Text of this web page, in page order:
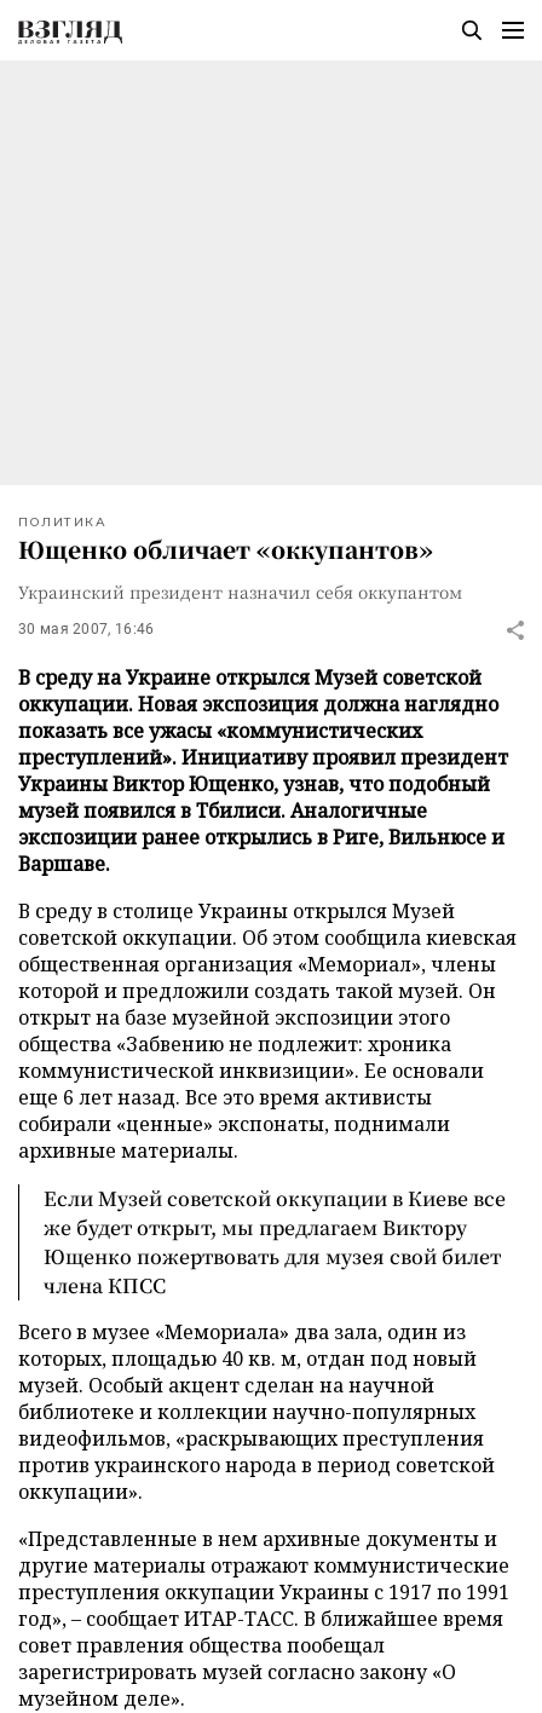
ПОЛИТИКА
Ющенко обличает «оккупантов»
Украинский президент назначил себя оккупантом
30 мая 2007, 16:46
В среду на Украине открылся Музей советской
оккупации. Новая экспозиция должна наглядно
показать все ужасы «коммунистических
преступлений». Инициативу проявил президент
Украины Виктор Ющенко, узнав, что подобный
музей появился в Тбилиси. Аналогичные
экспозиции ранее открылись в Риге, Вильнюсе и
Варшаве.
В среду в столице Украины открылся Музей
советской оккупации. Об этом сообщила киевская
общественная организация «Мемориал», члены
которой и предложили создать такой музей. Он
открыт на базе музейной экспозиции этого
общества «Забвению не подлежит: хроника
коммунистической инквизиции». Ее основали
еще 6 лет назад. Все это время активисты
собирали «ценные» экспонаты, поднимали
архивные материалы.
Если Музей советской оккупации в Киеве все
же будет открыт, мы предлагаем Виктору
Ющенко пожертвовать для музея свой билет
члена КПСС
Всего в музее «Мемориала» два зала, один из
которых, площадью 40 кв. м, отдан под новый
музей. Особый акцент сделан на научной
библиотеке и коллекции научно-популярных
видеофильмов, «раскрывающих преступления
против украинского народа в период советской
оккупации».
«Представленные в нем архивные документы и
другие материалы отражают коммунистические
преступления оккупации Украины с 1917 по 1991
год», – сообщает ИТАР-ТАСС. В ближайшее время
совет правления общества пообещал
зарегистрировать музей согласно закону «О
музейном деле».